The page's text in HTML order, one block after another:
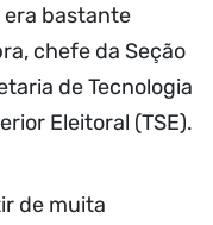
era bastante
chefe da Seção
de Tecnologia
Eleitoral (TSE).
de muita